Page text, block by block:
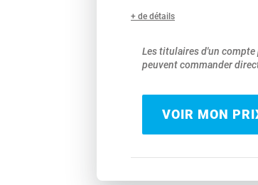
+ de détails
Les titulaires d'un
peuvent commander
VOIR MON